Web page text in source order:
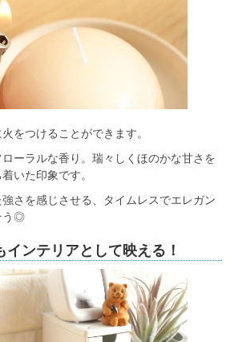
をつけることができます。
ーラルな香り。瑞々しくほのかな甘さを
いた印象です。
さを感じさせる、タイムレスでエレガン
う◎
インテリアとして映える！